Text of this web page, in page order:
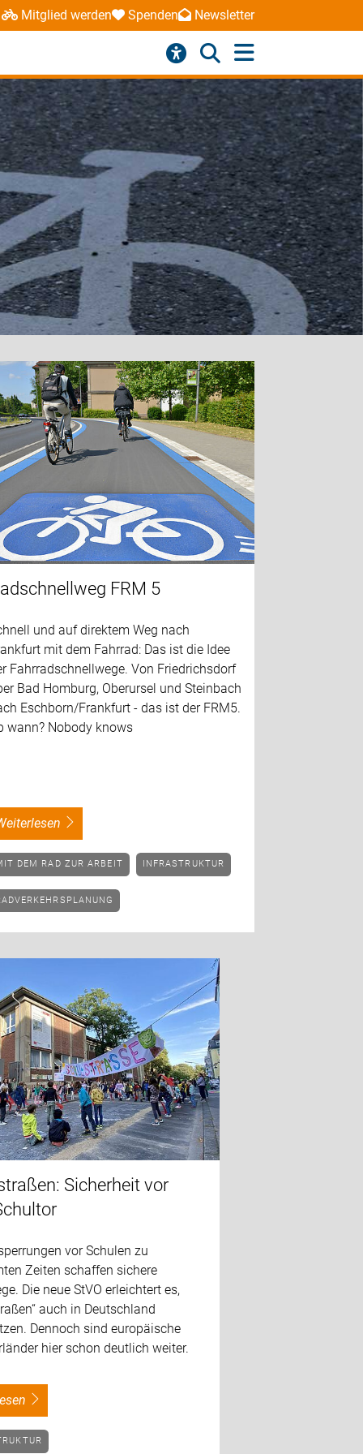
Mitglied werden Spenden Newsletter
FRM 5
und auf direktem Weg nach
mit dem Fahrrad: Das ist die Idee
Fahrradschnellwege. Von Friedrichsdorf
Bad Homburg, Oberursel und Steinbach
Eschborn/Frankfurt - das ist der FRM5.
wann? Nobody knows
weiterlesen
MIT DEM RAD ZUR ARBEIT INFRASTRUKTUR
RADVERKEHRSPLANUNG
Sicherheit vor
vor Schulen zu
Zeiten schaffen sichere
Die neue StVO erleichtert es,
auch in Deutschland
Dennoch sind europäische
hier schon deutlich weiter.